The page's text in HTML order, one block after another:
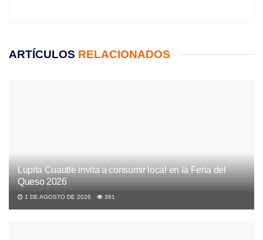
ARTÍCULOS RELACIONADOS
Lupita Cuautle invita a consumir local en la Feria del
Queso 2026
1 DE AGOSTO DE 2026 381